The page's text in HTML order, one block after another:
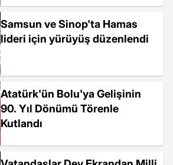
Samsun ve Sinop'ta Hamas
lideri için yürüyüş düzenlendi
Atatürk'ün Bolu'ya Gelişinin
90. Yıl Dönümü Törenle
Kutlandı